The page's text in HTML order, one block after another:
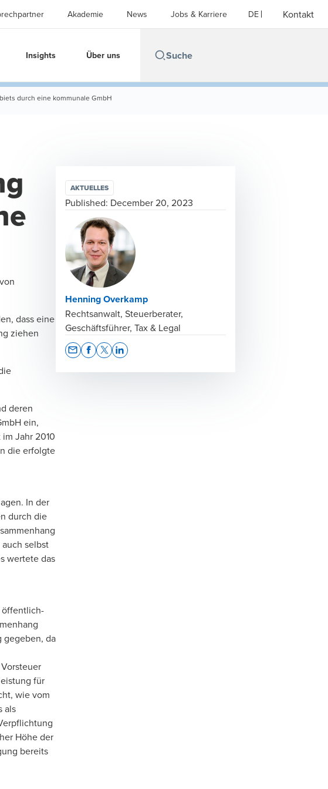
Akademie News Jobs & Karriere DE Kontakt
Insights Über uns
durch eine kommunale GmbH
dass eine
ziehen
deren
ein,
Jahr 2010
die erfolgte
In der
durch die
selbst
wertete das
öffentlich-
gegeben, da
für
wie vom
als
Höhe der
bereits
AKTUELLES
Published: December 20, 2023
Henning Overkamp
Rechtsanwalt, Steuerberater,
Geschäftsführer, Tax & Legal